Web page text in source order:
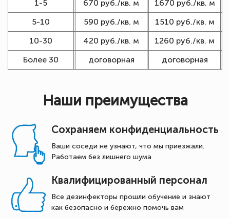
1-5 670 руб./кв. м 1670 руб./кв. м
5-10
590 руб./кв. м 1510 руб./кв. м
10-30
420 руб./кв. м 1260 руб./кв. м
Более 30
договорная договорная
Наши преимущества
Сохраняем конфиденциальность
Ваши соседи не узнают, что мы приезжали.
Работаем без лишнего шума
Квалифицированный персонал
Все дезинфекторы прошли обучение и знают
как безопасно и бережно помочь вам